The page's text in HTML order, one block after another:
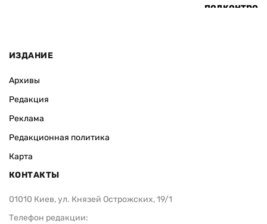
ИЗДАНИЕ
Архивы
Редакция
Реклама
Редакционная политика
Карта
КОНТАКТЫ
01010 Киев, ул. Князей Острожских, 19/1
Телефон редакции: